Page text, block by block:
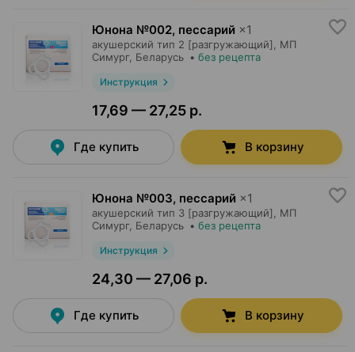
Юнона №002, пессарий ×1
акушерский тип 2 [разгружающий],
МП
Симург, Беларусь • без рецепта
Инструкция
17,69 — 27,25 р.
Где купить В корзину
Юнона №003, пессарий ×1
акушерский тип 3 [разгружающий],
МП
Симург, Беларусь • без рецепта
Инструкция
24,30 — 27,06 р.
Где купить В корзину